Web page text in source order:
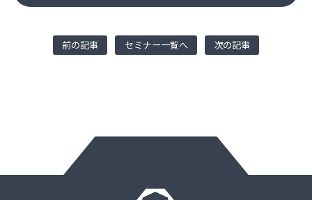
前の記事 セミナー一覧へ 次の記事